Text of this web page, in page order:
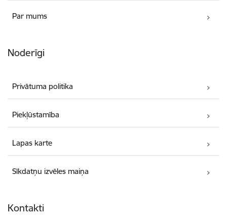
Par mums
Noderīgi
Privātuma politika
Piekļūstamība
Lapas karte
Sīkdatņu izvēles maiņa
Kontakti